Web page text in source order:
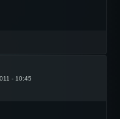
- 10:45